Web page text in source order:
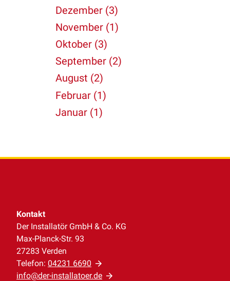
Dezember (3)
November (1)
Oktober (3)
September (2)
August (2)
Februar (1)
Januar (1)
Kontakt
Der Installatör GmbH & Co. KG
Max-Planck-Str. 93
27283 Verden
Telefon: 04231 6690
info@der-installatoer.de